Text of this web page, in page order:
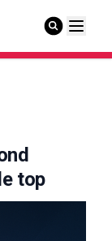
top